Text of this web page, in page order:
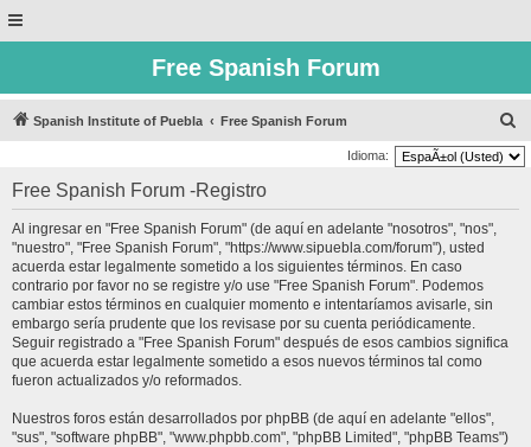
Free Spanish Forum
Spanish Institute of Puebla Free Spanish Forum
u
Idioma:
Free Spanish Forum -Registro
Al ingresar en "Free Spanish Forum" (de aquí en adelante "nosotros", "nos",
"nuestro", "Free Spanish Forum", "https://www.sipuebla.com/forum"), usted
acuerda estar legalmente sometido a los siguientes términos. En caso
contrario por favor no se registre y/o use "Free Spanish Forum". Podemos
cambiar estos términos en cualquier momento e intentaríamos avisarle, sin
embargo sería prudente que los revisase por su cuenta periódicamente.
Seguir registrado a "Free Spanish Forum" después de esos cambios significa
que acuerda estar legalmente sometido a esos nuevos términos tal como
fueron actualizados y/o reformados.
Nuestros foros están desarrollados por phpBB (de aquí en adelante "ellos",
"sus", "software phpBB", "www.phpbb.com", "phpBB Limited", "phpBB Teams")